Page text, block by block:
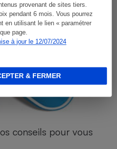
provenant de sites tiers.
pendant 6 mois. Vous pourrez
en utilisant le lien « paramétrer
page.
à jour le 12/07/2024
& FERMER
conseils pour vous